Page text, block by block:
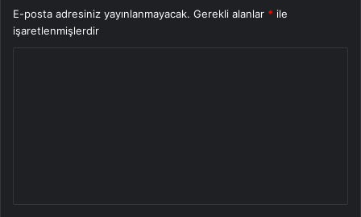
E-posta adresiniz yayınlanmayacak. Gerekli alanlar * ile
işaretlenmişlerdir